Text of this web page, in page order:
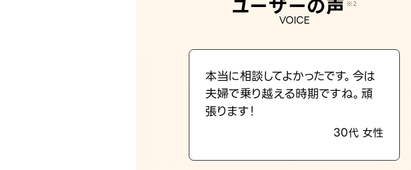
ユーザーの声 ※2
VOICE
本当に相談してよかったです。今は
夫婦で乗り越える時期ですね。頑
張ります！
30代 女性